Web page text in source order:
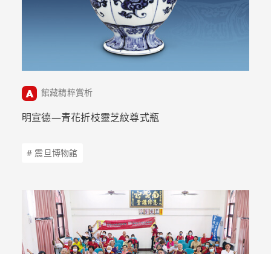
館藏精粹賞析
明宣德—青花折枝靈芝紋尊式瓶
# 震旦博物館